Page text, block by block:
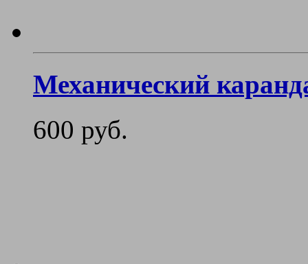
Механический
600 руб.